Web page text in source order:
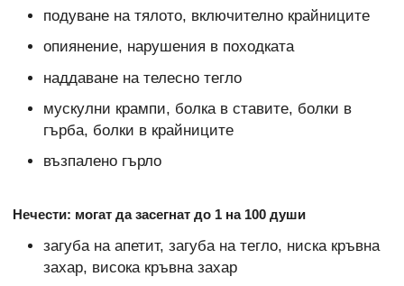
подуване на тялото, включително крайниците
опиянение, нарушения в походката
наддаване на телесно тегло
мускулни крампи, болка в ставите, болки в
гърба, болки в крайниците
възпалено гърло
Нечести: могат да засегнат до 1 на 100 души
загуба на апетит, загуба на тегло, ниска кръвна
захар, висока кръвна захар